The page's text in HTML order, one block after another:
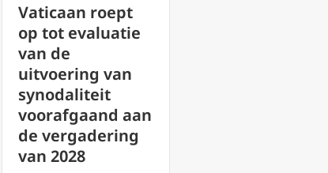
Katholieke
leesclubs: Tips
voor het
opbouwen van
gemeenschap en
het groeien in
geloof